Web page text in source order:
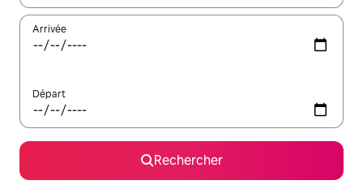
Arrivée
Départ
Rechercher